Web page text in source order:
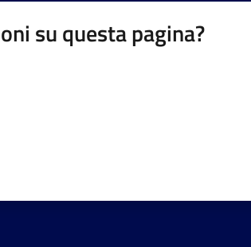
su questa pagina?